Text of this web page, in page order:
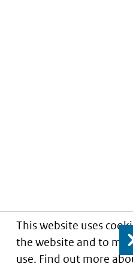
This website uses
the website and to
use. Find out more